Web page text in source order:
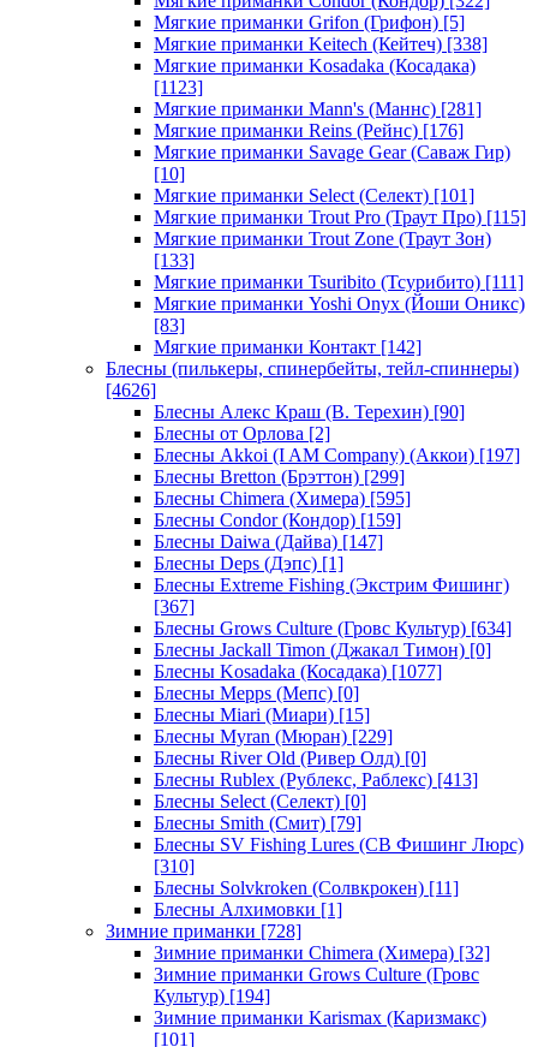
Мягкие приманки Grifon (Грифон) [5]
Мягкие приманки Keitech (Кейтеч) [338]
Мягкие приманки Kosadaka (Косадака)
[1123]
Мягкие приманки Mann's (Маннс) [281]
Мягкие приманки Reins (Рейнс) [176]
Мягкие приманки Savage Gear (Саваж Гир)
[10]
Мягкие приманки Select (Селект) [101]
Мягкие приманки Trout Pro (Траут Про) [115]
Мягкие приманки Trout Zone (Траут Зон)
[133]
Мягкие приманки Tsuribito (Тсурибито) [111]
Мягкие приманки Yoshi Onyx (Йоши Оникс)
[83]
Мягкие приманки Контакт [142]
Блесны (пилькеры, спинербейты, тейл-спиннеры)
[4626]
Блесны Алекс Краш (В. Терехин) [90]
Блесны от Орлова [2]
Блесны Akkoi (I AM Company) (Аккои) [197]
Блесны Bretton (Брэттон) [299]
Блесны Chimera (Химера) [595]
Блесны Condor (Кондор) [159]
Блесны Daiwa (Дайва) [147]
Блесны Deps (Дэпс) [1]
Блесны Extreme Fishing (Экстрим Фишинг)
[367]
Блесны Grows Culture (Гровс Культур) [634]
Блесны Jackall Timon (Джакал Тимон) [0]
Блесны Kosadaka (Косадака) [1077]
Блесны Mepps (Мепс) [0]
Блесны Miari (Миари) [15]
Блесны Myran (Мюран) [229]
Блесны River Old (Ривер Олд) [0]
Блесны Rublex (Рублекс, Раблекс) [413]
Блесны Select (Селект) [0]
Блесны Smith (Смит) [79]
Блесны SV Fishing Lures (СВ Фишинг Люрс)
[310]
Блесны Solvkroken (Солвкрокен) [11]
Блесны Алхимовки [1]
Зимние приманки [728]
Зимние приманки Chimera (Химера) [32]
Зимние приманки Grows Culture (Гровс
Культур) [194]
Зимние приманки Karismax (Каризмакс)
[101]